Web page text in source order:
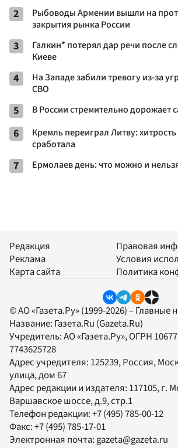
2
Рыбоводы Армении вышли на
закрытия рынка России
3
Галкин* потерял дар речи после
Киеве
4
На Западе забили тревогу из-за
СВО
5 В России стремительно дорожает
6
Кремль переиграл Литву:
сработала
7 Ермолаев день: что можно и
Редакция
Реклама
Карта сайта
Правовая
Условия
Политика
© АО «Газета.Ру» (1999-2026) – Главные
Название: Газета.Ru (Gazeta.Ru)
Учредитель:АО «Газета.Ру», ОГРН
7743625728
Адрес учредителя: 125239, Россия,
улица, дом 67
Адрес редакции и издателя: 117105, г.
Варшавское шоссе, д.9, стр.1
Телефон редакции:+7 (495) 785-00-12
Факс:+7 (495) 785-17-01
Электронная почта:gazeta@gazeta.ru